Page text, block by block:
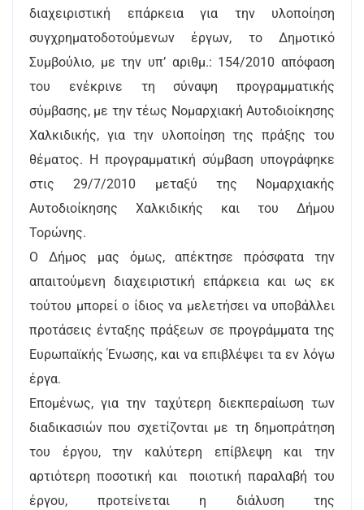
διαχειριστική επάρκεια για την υλοποίηση
συγχρηματοδοτούμενων έργων, το Δημοτικό
Συμβούλιο, με την υπ’ αριθμ.: 154/2010 απόφαση
του ενέκρινε τη σύναψη προγραμματικής
σύμβασης, με την τέως Νομαρχιακή Αυτοδιοίκησης
Χαλκιδικής, για την υλοποίηση της πράξης του
θέματος. Η προγραμματική σύμβαση υπογράφηκε
στις 29/7/2010 μεταξύ της Νομαρχιακής
Αυτοδιοίκησης Χαλκιδικής και του Δήμου
Τορώνης.
Ο Δήμος μας όμως, απέκτησε πρόσφατα την
απαιτούμενη διαχειριστική επάρκεια και ως εκ
τούτου μπορεί ο ίδιος να μελετήσει να υποβάλλει
προτάσεις ένταξης πράξεων σε προγράμματα της
Ευρωπαϊκής Ένωσης, και να επιβλέψει τα εν λόγω
έργα.
Επομένως, για την ταχύτερη διεκπεραίωση των
διαδικασιών που σχετίζονται με τη δημοπράτηση
του έργου, την καλύτερη επίβλεψη και την
αρτιότερη ποσοτική και ποιοτική παραλαβή του
έργου, προτείνεται η διάλυση της